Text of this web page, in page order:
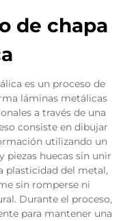
de chapa
es un proceso de
láminas metálicas
a través de una
consiste en dibujar
utilizando un
piezas huecas sin unir
plasticidad del metal,
sin romperse ni
Durante el proceso,
para mantener una